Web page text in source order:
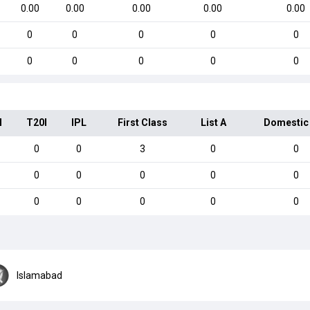
0.00 0.00 0.00 0.00 0.00
0 0 0 0 0
0 0 0 0 0
T20I IPL First Class List A
0 0 3 0 0
0 0 0 0 0
0 0 0 0 0
Islamabad